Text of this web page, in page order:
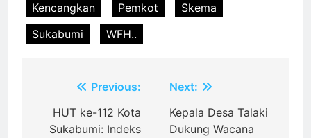
Kencangkan
Pemkot
Skema
Sukabumi
WFH..
navigation
Previous:
HUT ke-112 Kota
Sukabumi: Indeks
Next:
Kepala Desa Talaki
Dukung Wacana